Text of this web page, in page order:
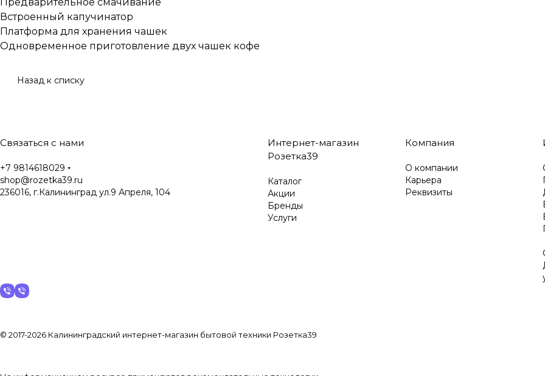
Встроенный капучинатор
Платформа для хранения чашек
Одновременное приготовление двух чашек кофе
Назад к списку
Связаться с нами
+7 9814618029
shop@rozetka39.ru
236016, г.Калининград ул.9 Апреля, 104
Интернет-магазин
Розетка39
Каталог
Акции
Бренды
Услуги
Компания
О компании
Карьера
Реквизиты
© 2017-2026 Калининградский интернет-магазин бытовой техники Розетка39